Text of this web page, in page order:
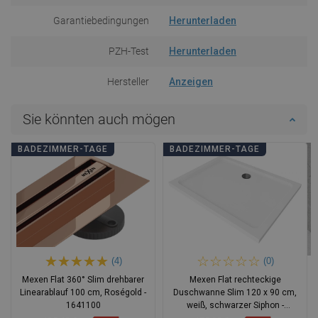
Garantiebedingungen Herunterladen
PZH-Test Herunterladen
Hersteller Anzeigen
Sie könnten auch mögen
BADEZIMMER-TAGE
(4)
Mexen Flat 360° Slim drehbarer
Linearablauf 100 cm, Roségold -
1641100
BADEZIMMER-TAGE
(0)
Mexen Flat rechteckige
Duschwanne Slim 120 x 90 cm,
weiß, schwarzer Siphon -